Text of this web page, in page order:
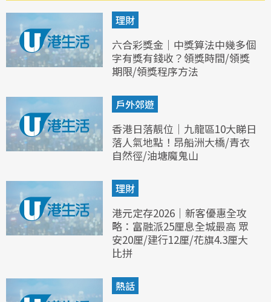
理財
六合彩獎金｜中獎算法中幾多個
字有獎有錢收？領獎時間/領獎
期限/領獎程序方法
戶外郊遊
香港日落靚位｜九龍區10大睇日
落人氣地點！昂船洲大橋/青衣
自然徑/油塘魔鬼山
理財
港元定存2026｜新客優惠全攻
略：富融派25厘息全城最高 眾
安20厘/建行12厘/花旗4.3厘大
比拼
熱話